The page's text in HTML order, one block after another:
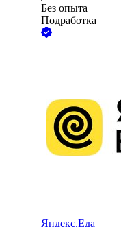
Без опыта
Подработка
Яндекс.Еда